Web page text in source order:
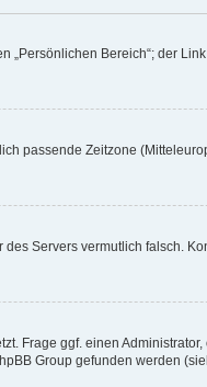
Bereich“; der
passende Zeitzone
Servers vermutlich falsch.
Frage ggf. einen
Group gefunden werden